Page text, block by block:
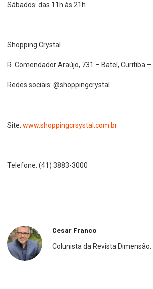
Sábados: das 11h às 21h
Shopping Crystal
R. Comendador Araújo, 731 – Batel, Curitiba
Redes sociais: @shoppingcrystal
Site: www.shoppingcrsystal.com.br
Telefone: (41) 3883-3000
Cesar Franco
Colunista da Revista Dimensão.